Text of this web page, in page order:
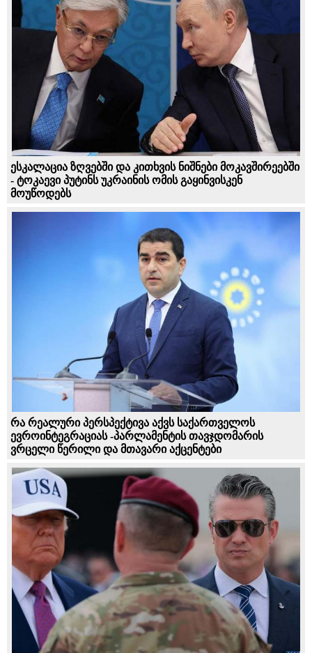
ესკალაცია ზღვებში და კითხვის ნიშნები მოკავშირეებში
- ტოკაევი პუტინს უკრაინის ომის გაყინვისკენ
მოუწოდებს
რა რეალური პერსპექტივა აქვს საქართველოს
ევროინტეგრაციას -პარლამენტის თავჯდომარის
ვრცელი წერილი და მთავარი აქცენტები